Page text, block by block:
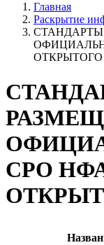
Главная
Раскрытие
СРО